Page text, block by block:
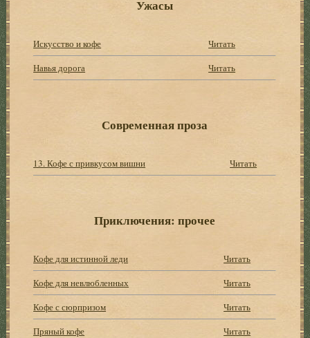
Ужасы
Искусство и кофе
Читать
Навья дорога
Читать
Современная проза
13. Кофе с привкусом вишни Читать
Приключения: прочее
Кофе для истинной леди
Читать
Кофе для невлюбленных
Читать
Кофе с сюрпризом
Читать
Пряный кофе
Читать